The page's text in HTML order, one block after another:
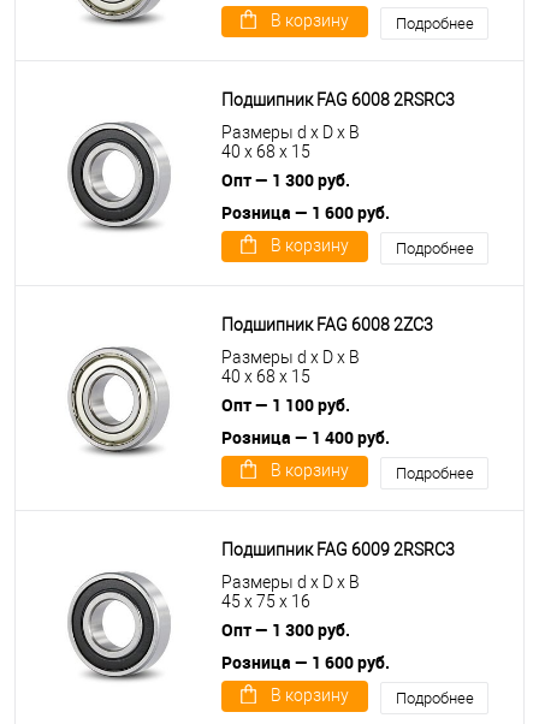
В корзину Подробнее
Подшипник FAG 6008 2RSRC3
Размеры d x D x B
40 x 68 x 15
Опт — 1 300 руб.
Розница — 1 600 руб.
В корзину Подробнее
Подшипник FAG 6008 2ZC3
Размеры d x D x B
40 x 68 x 15
Опт — 1 100 руб.
Розница — 1 400 руб.
В корзину Подробнее
Подшипник FAG 6009 2RSRC3
Размеры d x D x B
45 x 75 x 16
Опт — 1 300 руб.
Розница — 1 600 руб.
В корзину Подробнее